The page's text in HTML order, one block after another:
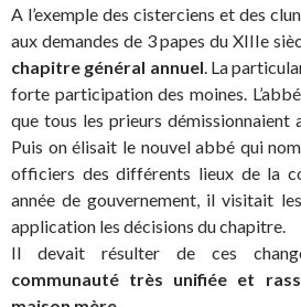
A l’exemple des cisterciens et des
aux demandes de 3 papes du XIIIe
chapitre général annuel. La
forte participation des moines.
que tous les prieurs démissionnaient
Puis on élisait le nouvel abbé qui
officiers des différents lieux de la
année de gouvernement, il visitait
application les décisions du chapitre.
Il devait résulter de ces
communauté très unifiée et